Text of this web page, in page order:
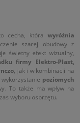
cecha, która wyróżnia
szarej obudowy z
świetny efekt wizualny,
firmy Elektro-Plast,
, jak i w kombinacji na
poziomych
To także ma wpływ na
wyboru osprzętu.